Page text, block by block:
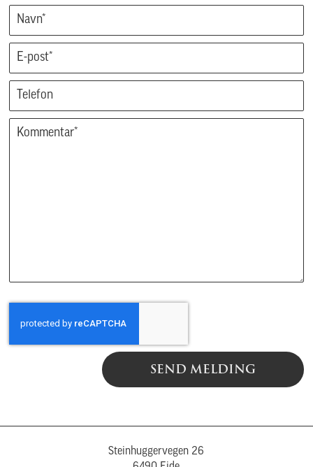
SEND MELDING
Steinhuggervegen 26